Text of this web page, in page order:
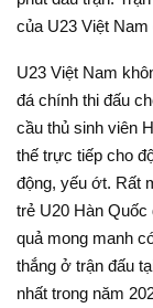
của U23 Việt Nam
U23 Việt Nam
đá chính thi đấu
cầu thủ sinh viên
thế trực tiếp cho
động, yếu ớt. Rất
trẻ U20 Hàn
quả mong manh
thắng ở trận đấu
nhất trong năm